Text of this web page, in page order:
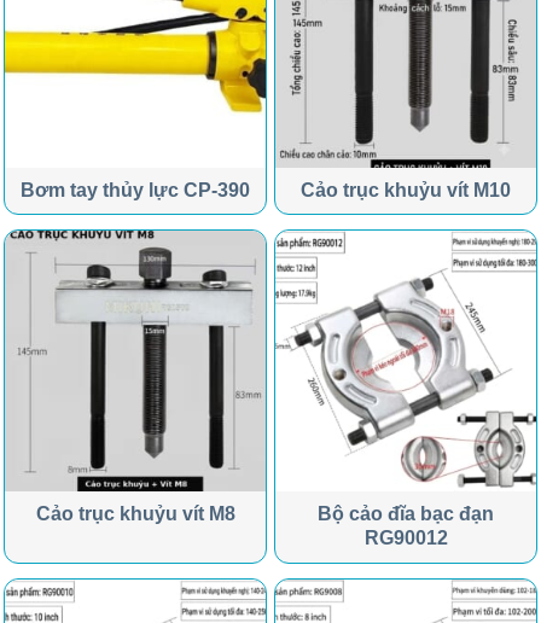
Bơm tay thủy lực CP-390 Cảo trục khuỷu vít M10
Cảo trục khuỷu vít M8
Bộ cảo đĩa bạc đạn
RG90012